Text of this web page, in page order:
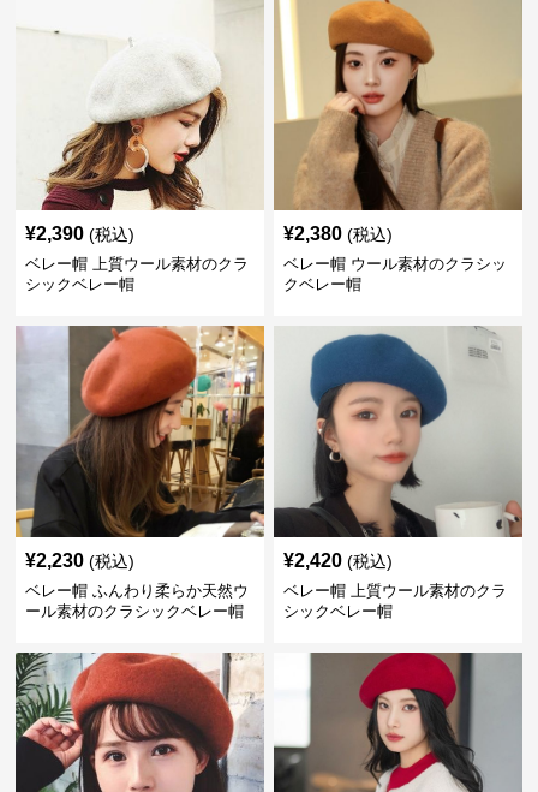
¥2,390 (税込)
ベレー帽 上質ウール素材のクラ
シックベレー帽
¥2,380 (税込)
ベレー帽 ウール素材のクラシッ
クベレー帽
¥2,230 (税込)
ベレー帽 ふんわり柔らか天然ウ
ール素材のクラシックベレー帽
¥2,420 (税込)
ベレー帽 上質ウール素材のクラ
シックベレー帽